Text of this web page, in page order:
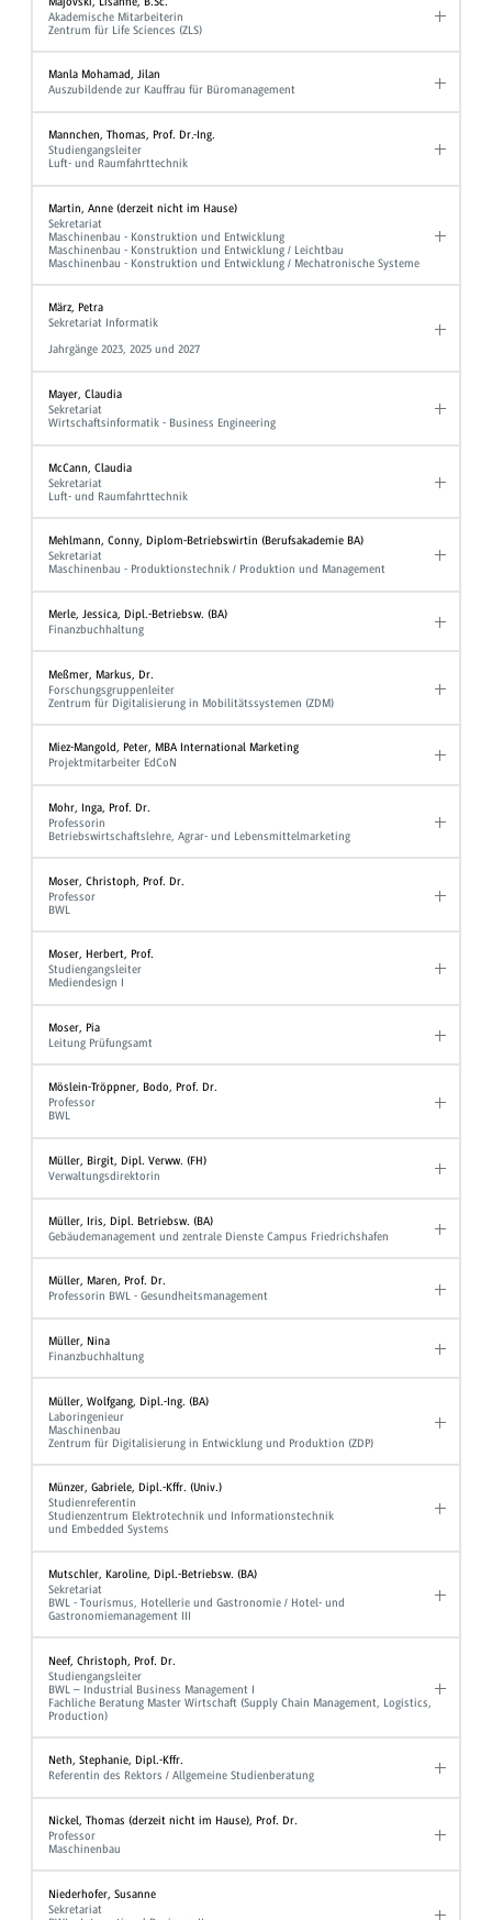
Akademische Mitarbeiterin
Zentrum für Life Sciences (ZLS)
Manla Mohamad, Jilan
Auszubildende zur Kauffrau für Büromanagement
Mannchen, Thomas, Prof. Dr.-Ing.
Studiengangsleiter
Luft- und Raumfahrttechnik
Martin, Anne (derzeit nicht im Hause)
Sekretariat
Maschinenbau - Konstruktion und Entwicklung
Maschinenbau - Konstruktion und Entwicklung / Leichtbau
Maschinenbau - Konstruktion und Entwicklung / Mechatronische Systeme
März, Petra
Sekretariat Informatik
Jahrgänge 2023, 2025 und 2027
Mayer, Claudia
Sekretariat
Wirtschaftsinformatik - Business Engineering
McCann, Claudia
Sekretariat
Luft- und Raumfahrttechnik
Mehlmann, Conny, Diplom-Betriebswirtin (Berufsakademie BA)
Sekretariat
Maschinenbau - Produktionstechnik / Produktion und Management
Merle, Jessica, Dipl.-Betriebsw. (BA)
Finanzbuchhaltung
Meßmer, Markus, Dr.
Forschungsgruppenleiter
Zentrum für Digitalisierung in Mobilitätssystemen (ZDM)
Miez-Mangold, Peter, MBA International Marketing
Projektmitarbeiter EdCoN
Mohr, Inga, Prof. Dr.
Professorin
Betriebswirtschaftslehre, Agrar- und Lebensmittelmarketing
Moser, Christoph, Prof. Dr.
Professor
BWL
Moser, Herbert, Prof.
Studiengangsleiter
Mediendesign I
Moser, Pia
Leitung Prüfungsamt
Möslein-Tröppner, Bodo, Prof. Dr.
Professor
BWL
Müller, Birgit, Dipl. Verww. (FH)
Verwaltungsdirektorin
Müller, Iris, Dipl. Betriebsw. (BA)
Gebäudemanagement und zentrale Dienste Campus Friedrichshafen
Müller, Maren, Prof. Dr.
Professorin BWL - Gesundheitsmanagement
Müller, Nina
Finanzbuchhaltung
Müller, Wolfgang, Dipl.-Ing. (BA)
Laboringenieur
Maschinenbau
Zentrum für Digitalisierung in Entwicklung und Produktion (ZDP)
Münzer, Gabriele, Dipl.-Kffr. (Univ.)
Studienreferentin
Studienzentrum Elektrotechnik und Informationstechnik
und Embedded Systems
Mutschler, Karoline, Dipl.-Betriebsw. (BA)
Sekretariat
BWL - Tourismus, Hotellerie und Gastronomie / Hotel- und
Gastronomiemanagement III
Neef, Christoph, Prof. Dr.
Studiengangsleiter
BWL – Industrial Business Management I
Fachliche Beratung Master Wirtschaft (Supply Chain Management, Logistics,
Production)
Neth, Stephanie, Dipl.-Kffr.
Referentin des Rektors / Allgemeine Studienberatung
Nickel, Thomas (derzeit nicht im Hause), Prof. Dr.
Professor
Maschinenbau
Niederhofer, Susanne
Sekretariat